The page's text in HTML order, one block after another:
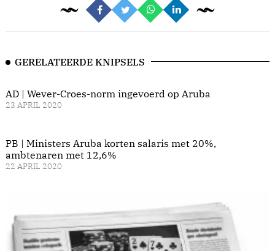
GERELATEERDE KNIPSELS
AD | Wever-Croes-norm ingevoerd op Aruba
23 APRIL 2020
PB | Ministers Aruba korten salaris met 20%,
ambtenaren met 12,6%
22 APRIL 2020